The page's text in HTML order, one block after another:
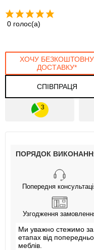
0 голос(а)
СПІВПРАЦЯ
ХОЧУ БЕЗКОШТОВНУ
ДОСТАВКУ*
ПОРЯДОК
Попередня
Узгодження
Ми уважно стежимо
етапах від
меблів.